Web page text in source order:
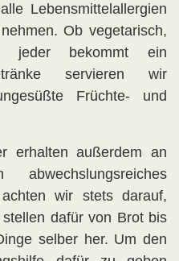
Lebensmittelallergien
Ob vegetarisch,
jeder bekommt ein
servieren wir
Früchte- und
erhalten außerdem an
wir stets darauf,
dafür von Brot bis
selber her. Um den